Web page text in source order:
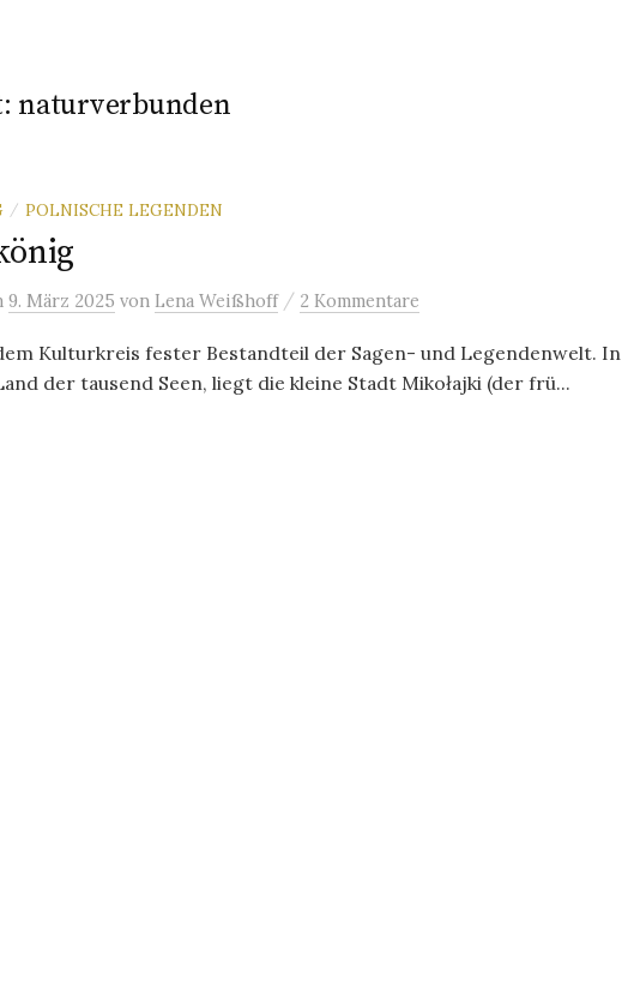
naturverbunden
/ POLNISCHE LEGENDEN
9. März 2025 von Lena Weißhoff / 2 Kommentare
Kulturkreis fester Bestandteil der Sagen- und Legendenwelt. In
der tausend Seen, liegt die kleine Stadt Mikołajki (der frü...